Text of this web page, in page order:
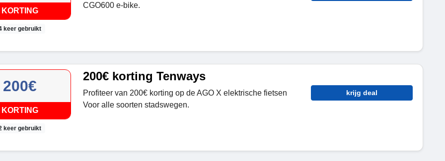
KORTING
keer gebruikt
CGO600 e-bike.
200€
KORTING
keer gebruikt
200€ korting Tenways
Profiteer van 200€ korting op de AGO X elektrische fietsen
Voor alle soorten stadswegen.
krijg deal